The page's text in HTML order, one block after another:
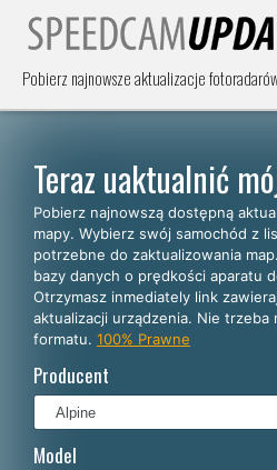
Pobierz najnowsze aktualizacje
Teraz uaktualnić
Pobierz najnowszą dostępną
mapy. Wybierz swój samochód z
potrzebne do zaktualizowania
bazy danych o prędkości aparatu
Otrzymasz inmediately link
aktualizacji urządzenia. Nie
formatu. 100% Prawne
Producent
Model